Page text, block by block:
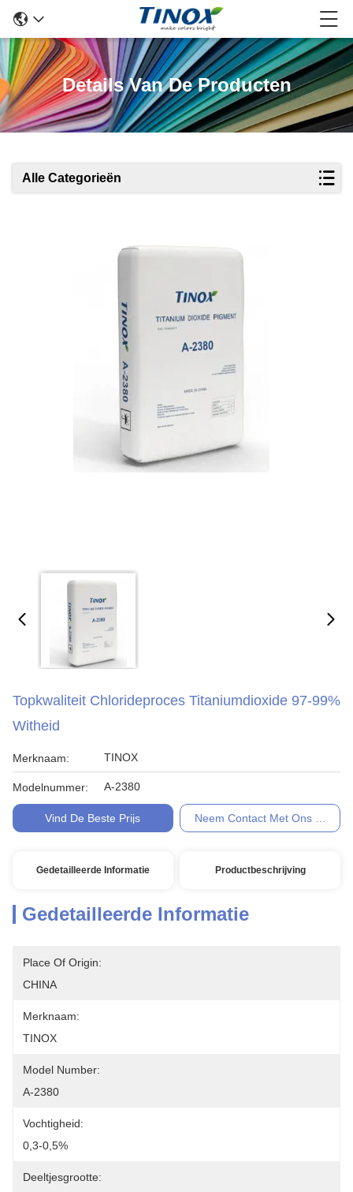
Details Van De Producten
Alle Categorieën
Topkwaliteit Chlorideproces Titaniumdioxide 97-99%
Witheid
Merknaam: TINOX
Modelnummer: A-2380
Vind De Beste Prijs Neem Contact Met Ons Op
Gedetailleerde Informatie Productbeschrijving
Gedetailleerde Informatie
Place Of Origin:
CHINA
Merknaam:
TINOX
Model Number:
A-2380
Vochtigheid:
0,3-0,5%
Deeltjesgrootte: